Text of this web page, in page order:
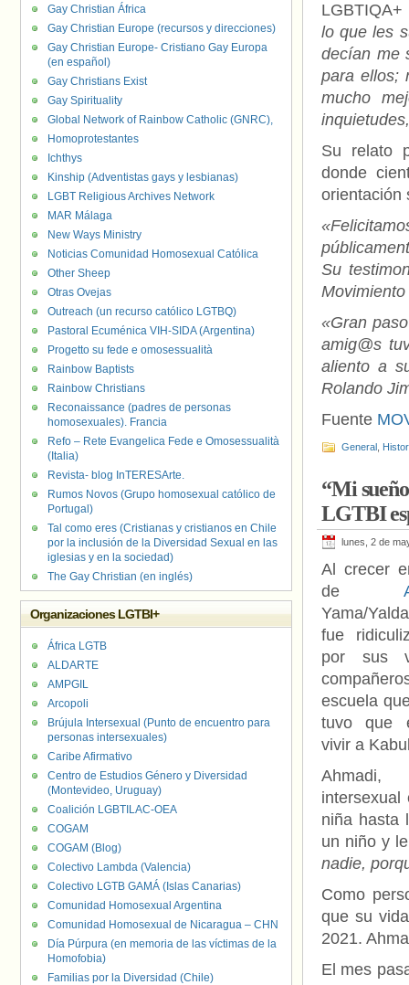
lo que les
decían me
para ellos;
mucho
Su relato
donde
orientación
Su
«Gran
amig@s
aliento a
Rolando
Fuente
General
“Mi
LGTBI
lunes, 2 de
Al crecer
de
Yama/
fue
por sus
escuela
tuvo que
vivir a
niña hasta
un niño y
nadie,
Como
que su
2021.
El mes
Gay Christian África
Gay Christian Europe (recursos y direcciones)
Gay Christian Europe- Cristiano Gay Europa
(en español)
Gay Christians Exist
Gay Spirituality
Global Network of Rainbow Catholic (GNRC),
Homoprotestantes
Ichthys
Kinship (Adventistas gays y lesbianas)
LGBT Religious Archives Network
MAR Málaga
New Ways Ministry
Noticias Comunidad Homosexual Católica
Other Sheep
Otras Ovejas
Outreach (un recurso católico LGTBQ)
Pastoral Ecuménica VIH-SIDA (Argentina)
Progetto su fede e omosessualità
Rainbow Baptists
Rainbow Christians
Reconaissance (padres de personas
homosexuales). Francia
Refo – Rete Evangelica Fede e Omosessualità
(Italia)
Revista- blog InTERESArte.
Rumos Novos (Grupo homosexual católico de
Portugal)
Tal como eres (Cristianas y cristianos en Chile
por la inclusión de la Diversidad Sexual en las
iglesias y en la sociedad)
The Gay Christian (en inglés)
Organizaciones LGTBI+
África LGTB
ALDARTE
AMPGIL
Arcopoli
Brújula Intersexual (Punto de encuentro para
personas intersexuales)
Caribe Afirmativo
Centro de Estudios Género y Diversidad
(Montevideo, Uruguay)
Coalición LGBTILAC-OEA
COGAM
COGAM (Blog)
Colectivo Lambda (Valencia)
Colectivo LGTB GAMÁ (Islas Canarias)
Comunidad Homosexual Argentina
Comunidad Homosexual de Nicaragua – CHN
Día Púrpura (en memoria de las víctimas de la
Homofobia)
Familias por la Diversidad (Chile)